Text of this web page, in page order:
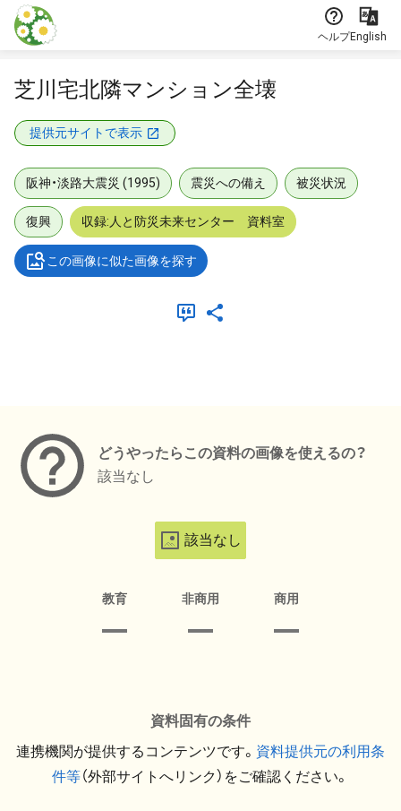
本文に飛ぶ
ヘルプEnglish
芝川宅北隣マンション全壊
提供元サイトで表示
阪神・淡路大震災 (1995) 震災への備え 被災状況
復興 収録:人と防災未来センター 資料室
この画像に似た画像を探す
どうやったらこの資料の画像を使えるの？
該当なし
該当なし
教育 非商用 商用
資料固有の条件
連携機関が提供するコンテンツです。 資料提供元の利用条
件等（外部サイトへリンク）をご確認ください。